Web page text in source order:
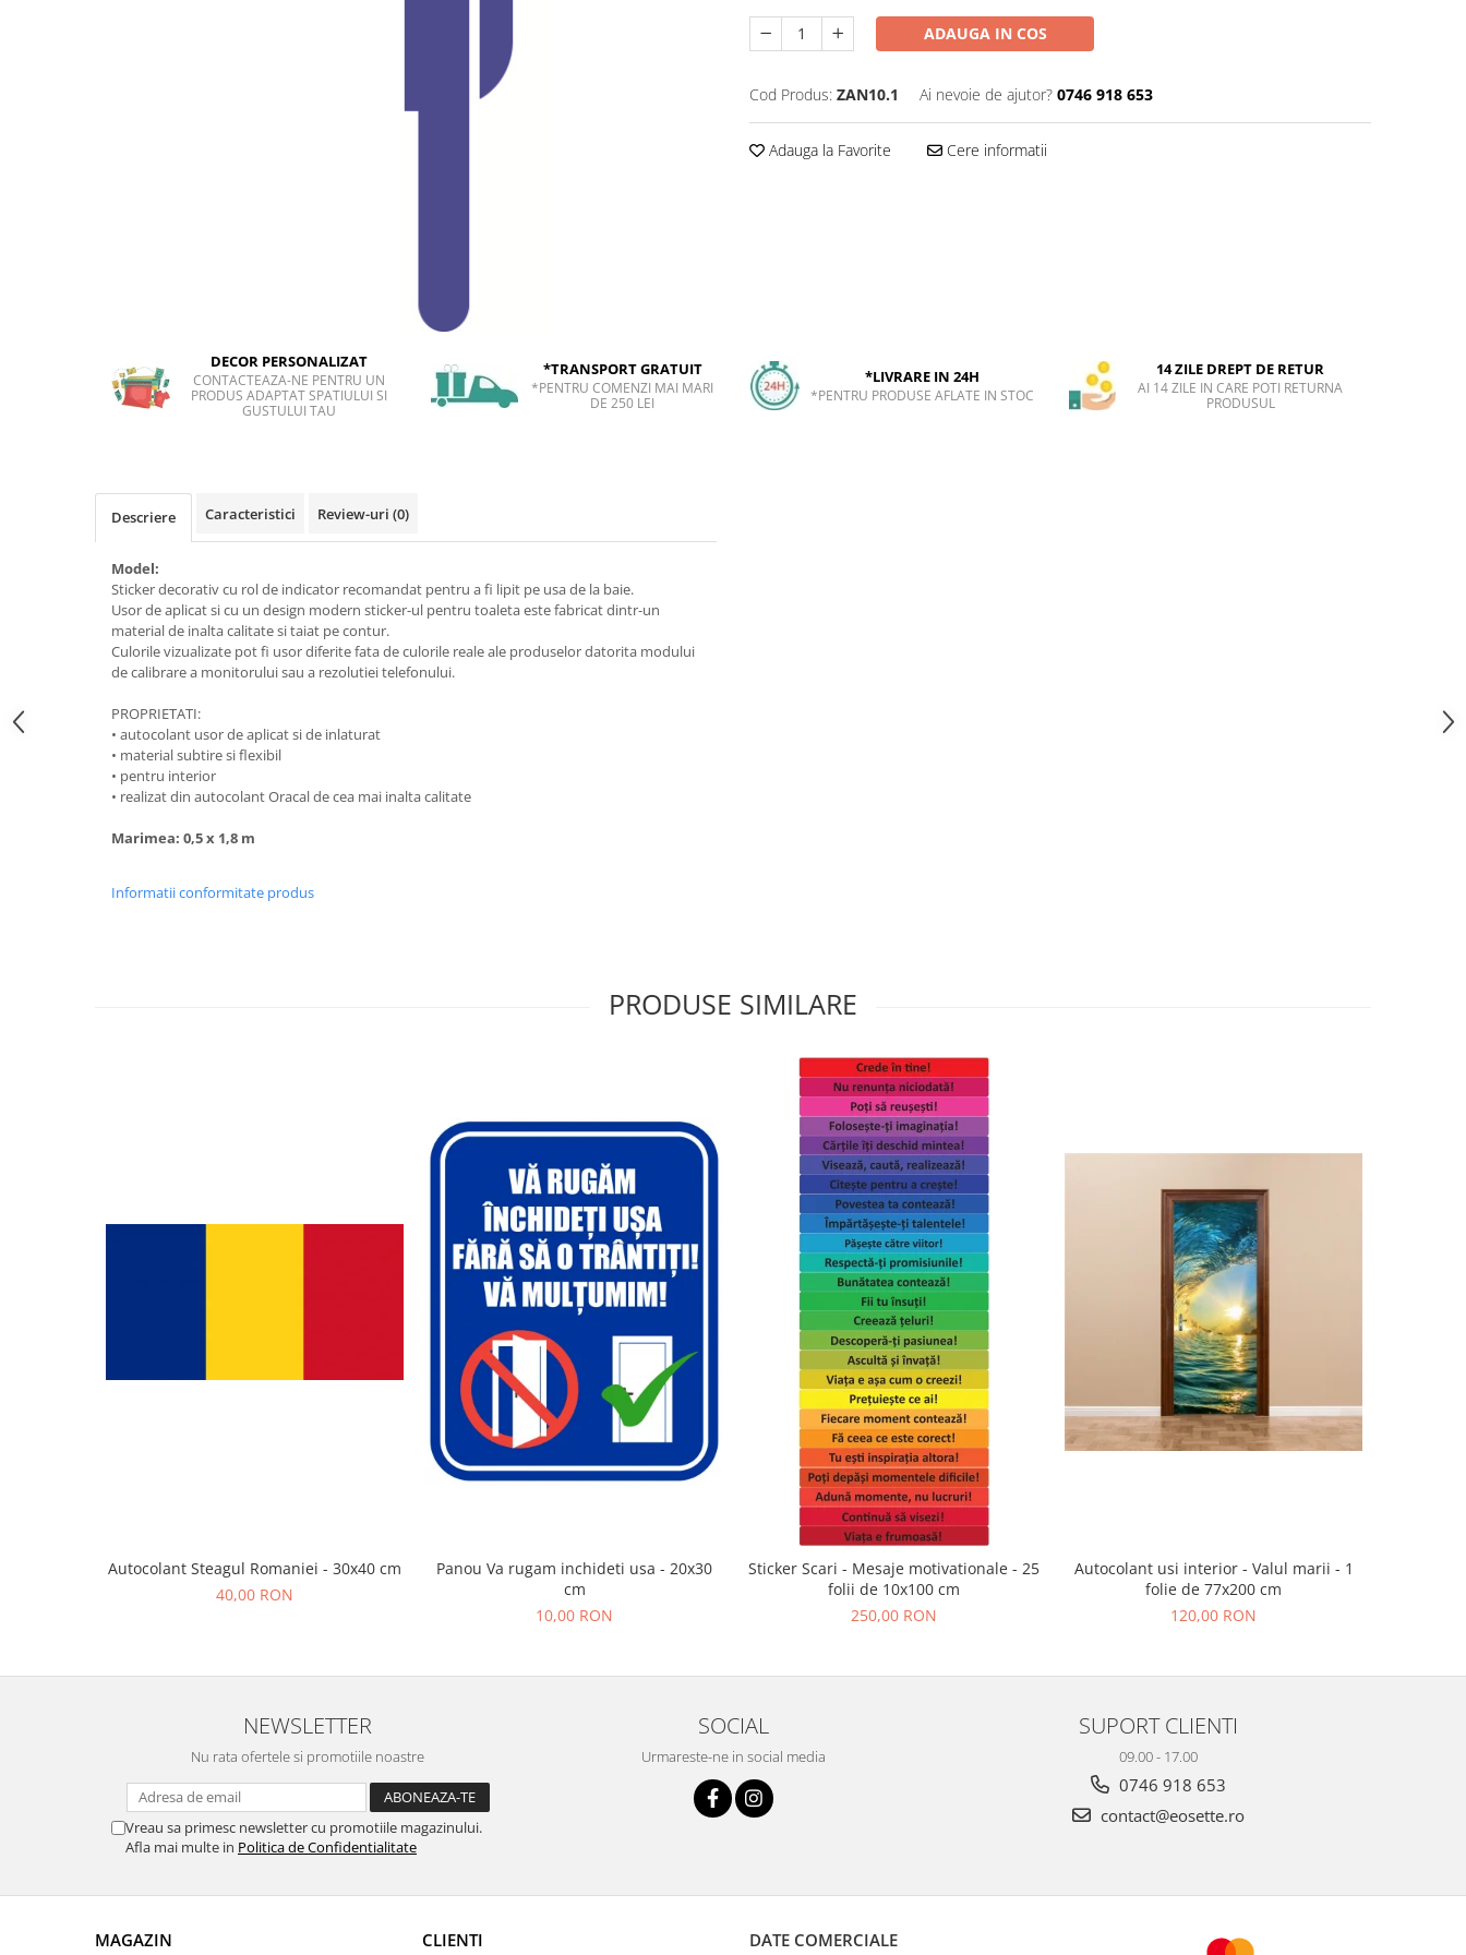
ADAUGA IN COS
Cod Produs: ZAN10.1 Ai nevoie de ajutor? 0746 918 653
Adauga la Favorite Cere informatii
DECOR PERSONALIZAT
CONTACTEAZA-NE PENTRU UN
PRODUS ADAPTAT SPATIULUI SI
GUSTULUI TAU
*TRANSPORT GRATUIT
*PENTRU COMENZI MAI MARI
DE 250 LEI
*LIVRARE IN 24H
*PENTRU PRODUSE AFLATE IN STOC
14 ZILE DREPT DE RETUR
AI 14 ZILE IN CARE POTI RETURNA
PRODUSUL
Descriere Caracteristici Review-uri (0)
Model:
Sticker decorativ cu rol de indicator recomandat pentru a fi lipit pe usa de la baie.
Usor de aplicat si cu un design modern sticker-ul pentru toaleta este fabricat dintr-un
material de inalta calitate si taiat pe contur.
Culorile vizualizate pot fi usor diferite fata de culorile reale ale produselor datorita modului
de calibrare a monitorului sau a rezolutiei telefonului.
PROPRIETATI:
• autocolant usor de aplicat si de inlaturat
• material subtire si flexibil
• pentru interior
• realizat din autocolant Oracal de cea mai inalta calitate
Marimea: 0,5 x 1,8 m
Informatii conformitate produs
PRODUSE SIMILARE
Autocolant Steagul Romaniei - 30x40 cm
40,00 RON
Panou Va rugam inchideti usa - 20x30
cm
10,00 RON
Sticker Scari - Mesaje motivationale - 25
folii de 10x100 cm
250,00 RON
Autocolant usi interior - Valul marii - 1
folie de 77x200 cm
120,00 RON
NEWSLETTER
Nu rata ofertele si promotiile noastre
Vreau sa primesc newsletter cu promotiile magazinului.
Afla mai multe in Politica de Confidentialitate
SOCIAL
Urmareste-ne in social media
SUPORT CLIENTI
09.00 - 17.00
0746 918 653
contact@eosette.ro
MAGAZIN CLIENTI DATE COMERCIALE